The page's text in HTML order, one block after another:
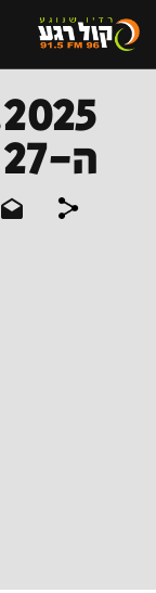
ה-27 בליגה הלאומית